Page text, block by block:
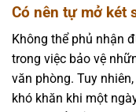
Có nên tự mở két
Không thể phủ nhận
trong việc bảo vệ
văn phòng. Tuy
khó khăn khi một